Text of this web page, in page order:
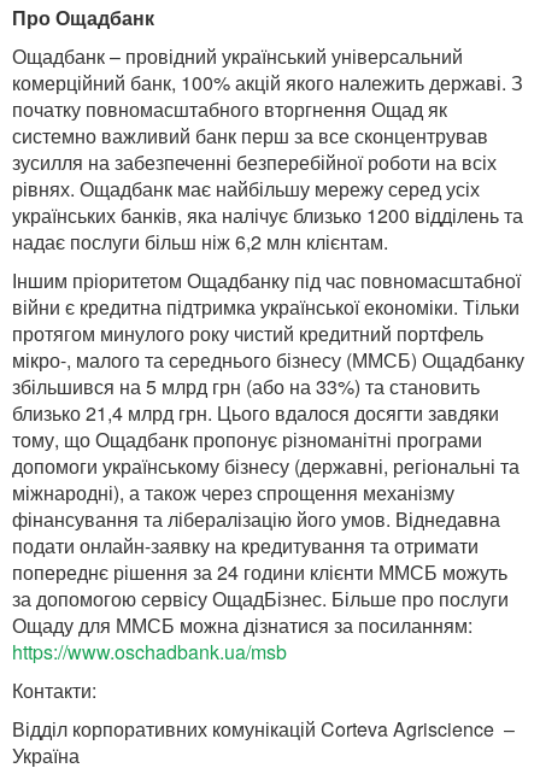
Про Ощадбанк
Ощадбанк – провідний український універсальний
комерційний банк, 100% акцій якого належить державі. З
початку повномасштабного вторгнення Ощад як
системно важливий банк перш за все сконцентрував
зусилля на забезпеченні безперебійної роботи на всіх
рівнях. Ощадбанк має найбільшу мережу серед усіх
українських банків, яка налічує близько 1200 відділень та
надає послуги більш ніж 6,2 млн клієнтам.
Іншим пріоритетом Ощадбанку під час повномасштабної
війни є кредитна підтримка української економіки. Тільки
протягом минулого року чистий кредитний портфель
мікро-, малого та середнього бізнесу (ММСБ) Ощадбанку
збільшився на 5 млрд грн (або на 33%) та становить
близько 21,4 млрд грн. Цього вдалося досягти завдяки
тому, що Ощадбанк пропонує різноманітні програми
допомоги українському бізнесу (державні, регіональні та
міжнародні), а також через спрощення механізму
фінансування та лібералізацію його умов. Віднедавна
подати онлайн-заявку на кредитування та отримати
попереднє рішення за 24 години клієнти ММСБ можуть
за допомогою сервісу ОщадБізнес. Більше про послуги
Ощаду для ММСБ можна дізнатися за посиланням:
https://www.oschadbank.ua/msb
Контакти:
Відділ корпоративних комунікацій Corteva Agriscience –
Україна